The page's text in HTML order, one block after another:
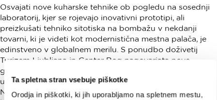
Ta spletna stran vsebuje piškotke
Orodja in piškotki, ki jih uporabljamo na spletnem mestu,
Osvajati nove kuharske tehnike ob pogledu na sosednji
laboratorij, kjer se rojevajo inovativni prototipi, ali
preizkušati tehniko sitotiska na bombažu v nekdanji
tovarni, ki je videti kot modernistična mestna palača, je
edinstveno v globalnem merilu. S ponudbo doživetij
Turizem Ljubljana in Center Rog nagovarjata nove
generacije obiskovalcev, ki si želijo doživeti več, spoznati
ustvarjalno sceno in soustvarjati z lokalnimi mojstri.
Naraščajoč segment obiskovalcev, željnih izkušenj